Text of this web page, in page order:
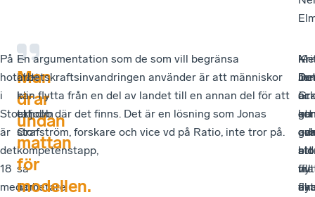
På
hotellet
i
Stockholm
är
det
18
medarbetare
–
Det
blir
ett
stor
kompetenstapp,
sa
hon.
Man
drar
undan
mattan
för
modellen.
En argumentation som de som vill begränsa
arbetskraftsinvandringen använder är att människor
kan flytta från en del av landet till en annan del för att
ta jobb där det finns. Det är en lösning som Jonas
Grafström, forskare och vice vd på Ratio, inte tror på.
–
är
att
vi
att
–
är
en
av
att
till